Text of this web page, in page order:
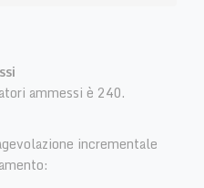
ammessi è 240.
incrementale